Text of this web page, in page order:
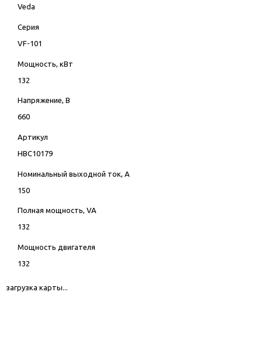
Veda
Серия
VF-101
Мощность, кВт
132
Напряжение, В
660
Артикул
HBC10179
Номинальный выходной ток, А
150
Полная мощность, VA
132
Мощность двигателя
132
загрузка карты...